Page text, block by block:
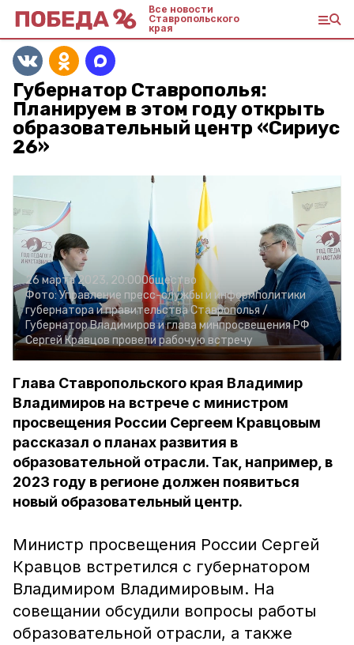
Все новости
Ставропольского
края
Губернатор Ставрополья:
Планируем в этом году открыть
образовательный центр «Сириус
26»
26 марта 2023, 20:00Общество
Фото:Управление пресс-службы и информполитики
губернатора и правительства Ставрополья /
Губернатор Владимиров и глава минпросвещения РФ
Сергей Кравцов провели рабочую встречу
Глава Ставропольского края Владимир
Владимиров на встрече с министром
просвещения России Сергеем Кравцовым
рассказал о планах развития в
образовательной отрасли. Так, например, в
2023 году в регионе должен появиться
новый образовательный центр.
Министр просвещения России Сергей
Кравцов встретился с губернатором
Владимиром Владимировым. На
совещании обсудили вопросы работы
образовательной отрасли, а также